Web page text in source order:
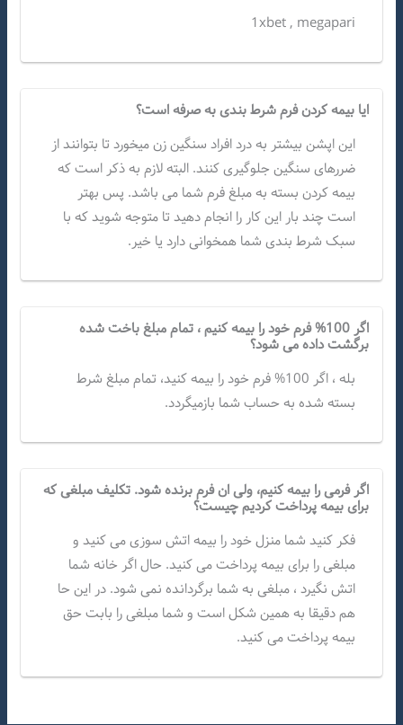
1xbet , megapari
ایا بیمه کردن فرم شرط بندی به صرفه است؟
این اپشن بیشتر به درد افراد سنگین زن میخورد تا بتوانند از
ضررهای سنگین جلوگیری کنند. البته لازم به ذکر است که
بیمه کردن بسته به مبلغ فرم شما می باشد. پس بهتر
است چند بار این کار را انجام دهید تا متوجه شوید که با
سبک شرط بندی شما همخوانی دارد یا خیر.
اگر 100% فرم خود را بیمه کنیم ، تمام مبلغ باخت شده
برگشت داده می شود؟
بله ، اگر 100% فرم خود را بیمه کنید، تمام مبلغ شرط
بسته شده به حساب شما بازمیگردد.
اگر فرمی را بیمه کنیم، ولی ان فرم برنده شود. تکلیف مبلغی که
برای بیمه پرداخت کردیم چیست؟
فکر کنید شما منزل خود را بیمه اتش سوزی می کنید و
مبلغی را برای بیمه پرداخت می کنید. حال اگر خانه شما
اتش نگیرد ، مبلغی به شما برگردانده نمی شود. در این حا
هم دقیقا به همین شکل است و شما مبلغی را بابت حق
بیمه پرداخت می کنید.